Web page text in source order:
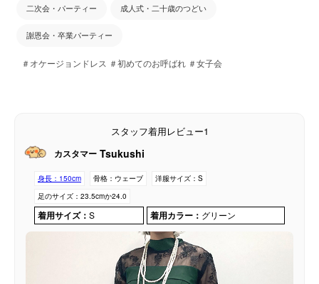
二次会・パーティー 成人式・二十歳のつどい
謝恩会・卒業パーティー
＃オケージョンドレス ＃初めてのお呼ばれ ＃女子会
スタッフ着用レビュー1
カスタマー Tsukushi
身長： 150cm 骨格： ウェーブ 洋服サイズ： S
足のサイズ： 23.5cmか24.0
着用サイズ： S 着用カラー： グリーン